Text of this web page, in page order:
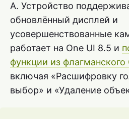
A. Устройство
обновлённый дисплей и
усовершенствованные
работает на One UI 8.5 и
функции из флагманского
включая «Расшифровку
выбор» и «Удаление